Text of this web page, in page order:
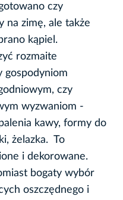
czy
na zimę, ale także
kąpiel.
rozmaite
gospodyniom
czy
wyzwaniom -
kawy, formy do
żelazka. To
i dekorowane.
bogaty wybór
oszczędnego i